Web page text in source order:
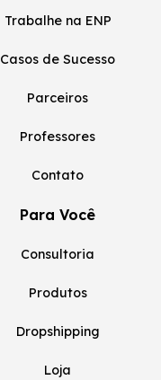
Trabalhe na ENP
Casos de Sucesso
Parceiros
Professores
Contato
Para Você
Consultoria
Produtos
Dropshipping
Loja